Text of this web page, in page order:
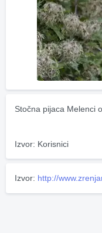
Stočna pijaca Melenci
Izvor: Korisnici
Izvor: http://